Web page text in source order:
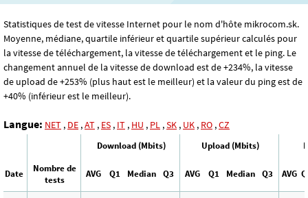
Statistiques de test de vitesse Internet pour le nom d'hôte mikrocom.sk.
Moyenne, médiane, quartile inférieur et quartile supérieur calculés pour
la vitesse de téléchargement, la vitesse de téléchargement et le ping. Le
changement annuel de la vitesse de download est de +234%, la vitesse
de upload de +253% (plus haut est le meilleur) et la valeur du ping est de
+40% (inférieur est le meilleur).
Langue: NET , DE ,AT , ES , IT , HU , PL ,SK , UK , RO ,CZ
Download (Mbits) Upload (Mbits)
Date
Nombre de
tests
AVG Q1 Median Q3 AVG Q1 Median Q3 AVG